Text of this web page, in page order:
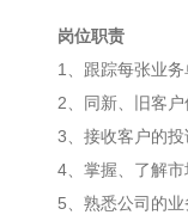
岗位职责
1、跟踪每张业务
2、同新、旧客户
3、接收客户的投
4、掌握、了解市
5、熟悉公司的业